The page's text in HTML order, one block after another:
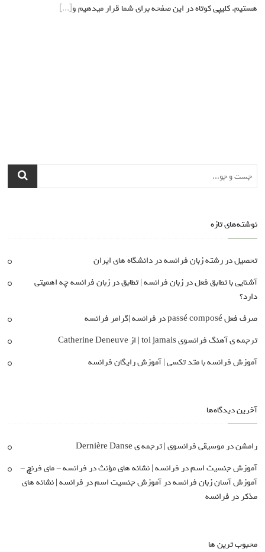
هستیم. کلیپی کوتاه در این صفحه برای شما قرار میدهیم و
نوشته‌های تازه
تحصیل در رشته زبان فرانسه در دانشگاه های ایران
آشنایی با تطابق فعل در زبان فرانسه | تطابق در زبان فرانسه چه اهمیتی
دارد؟
صرف فعل passé composé در فرانسه |گرامر فرانسه
ترجمه ی آهنگ فرانسوی toi jamais | از Catherine Deneuve
آموزش فرانسه با متد تکسی | آموزش رایگان فرانسه
آخرین دیدگاه‌ها
رامشندرموسیقی فرانسوی | ترجمه ی Dernière Danse
آموزش جنسیت اسم در فرانسه | نشانه های مؤنث در فرانسه - مای فرنچ -
آموزش آسان زبان فرانسهدرآموزش جنسیت اسم در فرانسه | نشانه های
مذکر در فرانسه
محبوب ترین ها